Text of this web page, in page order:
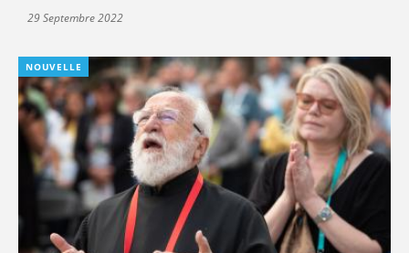
29 Septembre 2022
NOUVELLE